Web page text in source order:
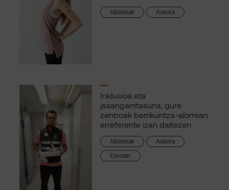
Albisteak Askora
Inklusioa eta
jasangarritasuna, gure
zentroak berrikuntza-alorrean
erreferente izan daitezen
Albisteak
Askora
Eskolan